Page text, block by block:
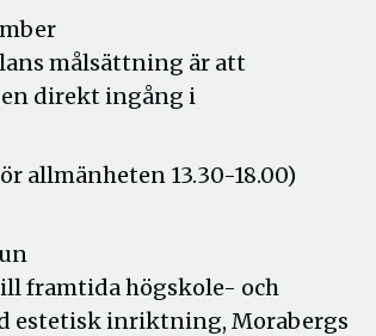
målsättning är att
en direkt ingång i
allmänheten 13.30-18.00)
framtida högskole- och
estetisk inriktning, Morabergs